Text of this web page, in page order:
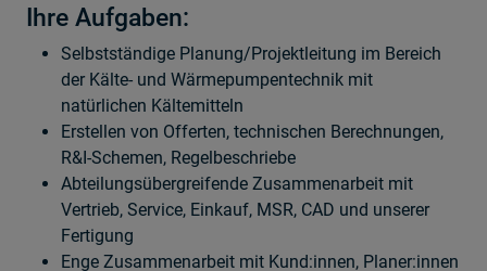
Ihre Aufgaben:
Selbstständige Planung/Projektleitung im Bereich
der Kälte- und Wärmepumpentechnik mit
natürlichen Kältemitteln
Erstellen von Offerten, technischen Berechnungen,
R&I-Schemen, Regelbeschriebe
Abteilungsübergreifende Zusammenarbeit mit
Vertrieb, Service, Einkauf, MSR, CAD und unserer
Fertigung
Enge Zusammenarbeit mit Kund:innen, Planer:innen